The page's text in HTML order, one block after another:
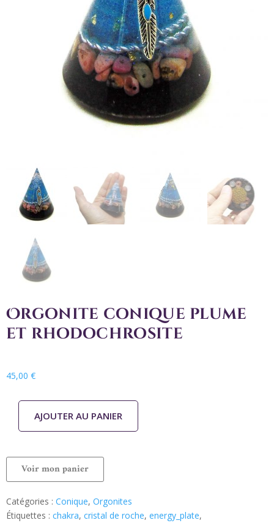
Orgonite conique plume
et rhodochrosite
45,00 €
AJOUTER AU PANIER
Voir mon panier
Catégories : Conique, Orgonites
Étiquettes : chakra, cristal de roche, energy_plate,